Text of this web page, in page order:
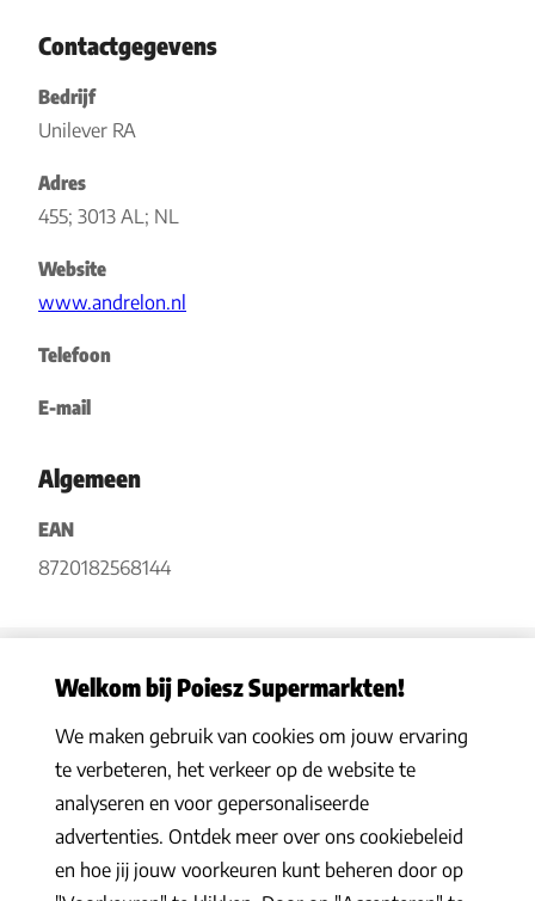
Contactgegevens
Bedrijf
Unilever RA
Adres
455; 3013 AL; NL
Website
www.andrelon.nl
Telefoon
E-mail
Algemeen
EAN
8720182568144
Privacy statement|Algemene voorwaarden |Hoe werkt het |
Veelgestelde vragen|Cookies
© 2026 Poiesz Supermarkten B.V. Alle rechten voorbehouden
Welkom bij Poiesz Supermarkten!
We maken gebruik van cookies om jouw ervaring
te verbeteren, het verkeer op de website te
analyseren en voor gepersonaliseerde
advertenties. Ontdek meer over ons cookiebeleid
en hoe jij jouw voorkeuren kunt beheren door op